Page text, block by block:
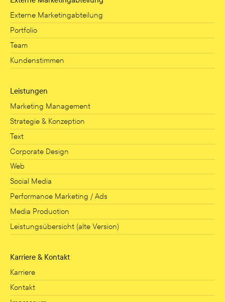
Externe Marketingabteilung
Portfolio
Team
Kundenstimmen
Leistungen
Marketing Management
Strategie & Konzeption
Text
Corporate Design
Web
Social Media
Performance Marketing / Ads
Media Production
Leistungsübersicht (alte Version)
Karriere & Kontakt
Karriere
Kontakt